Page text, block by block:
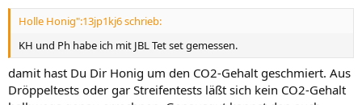
Holle Honig":13jp1kj6 schrieb:
KH und Ph habe ich mit JBL Tet set gemessen.
damit hast Du Dir Honig um den CO2-Gehalt geschmiert. Aus
Dröppeltests oder gar Streifentests läßt sich kein CO2-Gehalt